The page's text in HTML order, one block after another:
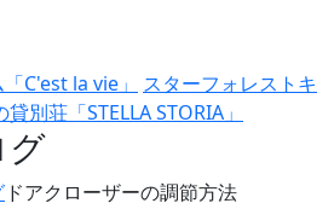
C'est la vie」
スターフォレストキ
別荘「STELLA STORIA」
グ
ドアクローザーの調節方法